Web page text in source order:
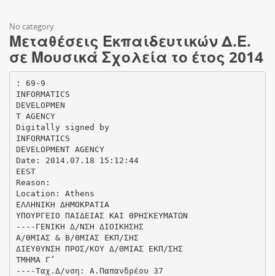
No category
Μεταθέσεις Εκπαιδευτικών Δ.Ε.
σε Μουσικά Σχολεία το έτος 2014
: 69-9
INFORMATICS
DEVELOPMEN
T AGENCY
Digitally signed by
INFORMATICS
DEVELOPMENT AGENCY
Date: 2014.07.18 15:12:44
EEST
Reason:
Location: Athens
ΕΛΛΗΝΙΚΗ ΔΗΜΟΚΡΑΤΙΑ
ΥΠΟΥΡΓΕΙΟ ΠΑΙΔΕΙΑΣ ΚΑΙ ΘΡΗΣΚΕΥΜΑΤΩΝ
----ΓΕΝΙΚΗ Δ/ΝΣΗ ΔΙΟΙΚΗΣΗΣ
Α/ΘΜΙΑΣ & Β/ΘΜΙΑΣ ΕΚΠ/ΣΗΣ
ΔΙΕΥΘΥΝΣΗ ΠΡΟΣ/ΚΟΥ Δ/ΘΜΙΑΣ ΕΚΠ/ΣΗΣ
ΤΜΗΜΑ Γ’
----Ταχ.Δ/νση: Α.Παπανδρέου 37